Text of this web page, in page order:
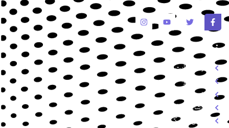
خدمات
طراحی سایت
سئو سایت
سوشال مدیا
طراحی گرافیک